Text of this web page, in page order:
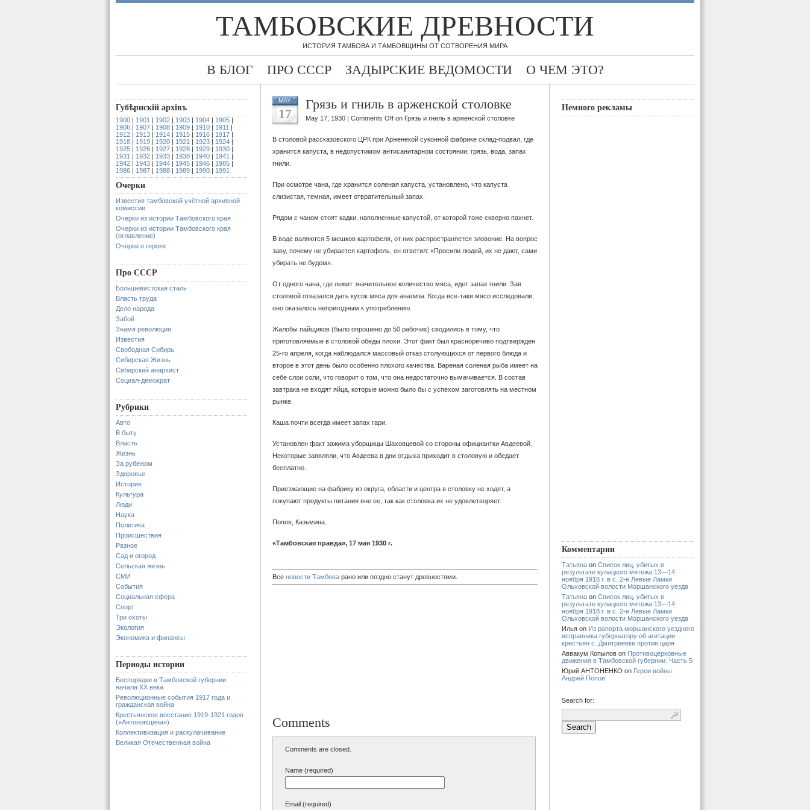
ТАМБОВСКИЕ ДРЕВНОСТИ
ИСТОРИЯ ТАМБОВА И ТАМБОВЩИНЫ ОТ СОТВОРЕНИЯ МИРА
В БЛОГ ПРО СССР ЗАДЫРСКИЕ ВЕДОМОСТИ О ЧЕМ ЭТО?
Губѣрнскiй архiвъ
1900 | 1901 | 1902 | 1903 | 1904 | 1905 |
1906 | 1907 | 1908 | 1909 | 1910 | 1911 |
1912 | 1913 | 1914 | 1915 | 1916 | 1917 |
1918 | 1919 | 1920 | 1921 | 1923 | 1924 |
1925 | 1926 | 1927 | 1928 | 1929 | 1930 |
1931 | 1932 | 1933 | 1938 | 1940 | 1941 |
1942 | 1943 | 1944 | 1945 | 1946 | 1985 |
1986 | 1987 | 1988 | 1989 | 1990 | 1991
Очерки
Известия тамбовской учётной архивной
комиссии
Очерки из истории Тамбовского края
Очерки из истории Тамбовского края
(оглавление)
Очерки о героях
Про СССР
Большевистская сталь
Власть труда
Дело народа
Забой
Знамя революции
Известия
Свободная Сибирь
Сибирская Жизнь
Сибирский анархист
Социал-демократ
Рубрики
Авто
В быту
Власть
Жизнь
За рубежом
Здоровье
История
Культура
Люди
Наука
Политика
Происшествия
Разное
Сад и огород
Сельская жизнь
СМИ
События
Социальная сфера
Спорт
Три охоты
Экология
Экономика и финансы
Периоды истории
Беспорядки в Тамбовской губернии
начала XX века
Революционные события 1917 года и
гражданская война
Крестьянское восстание 1919-1921 годов
(«Антоновщина»)
Коллективизация и раскулачивание
Великая Отечественная война
MAY
17
Грязь и гниль в арженской столовке
May 17, 1930 | Comments Off on Грязь и гниль в арженской столовке
В столовой рассказовского ЦРК при Арженекой суконной фабрике склад-подвал, где
хранится капуста, в недопустимом антисанитарном состоянии: грязь, вода, запах
гнили.
При осмотре чана, где хранится соленая капуста, установлено, что капуста
слизистая, темная, имеет отвратительный запах.
Рядом с чаном стоят кадки, наполненные капустой, от которой тоже скверно пахнет.
В воде валяются 5 мешков картофеля, от них распространяется зловоние. На вопрос
заву, почему не убирается картофель, он ответил: «Просили людей, их не дают, сами
убирать не будем».
От одного чана, где лежит значительное количество мяса, идет запах гнили. Зав.
столовой отказался дать кусок мяса для анализа. Когда все-таки мясо исследовали,
оно оказалось непригодным к употреблению.
Жалобы пайщиков (было опрошено до 50 рабочих) сводились в тому, что
приготовляемые в столовой обеды плохи. Этот факт был красноречиво подтвержден
25-го апреля, когда наблюдался массовый отказ столующихся от первого блюда и
второе в этот день было особенно плохого качества. Вареная соленая рыба имеет на
себе слои соли, что говорит о том, что она недостаточно вымачивается. В состав
завтрака не входят яйца, которые можно было бы с успехом заготовлять на местном
рынке.
Каша почти всегда имеет запах гари.
Установлен факт зажима уборщицы Шаховцевой со стороны официантки Авдеевой.
Некоторые заявляли, что Авдеева в дни отдыха приходит в столовую и обедает
бесплатно.
Приезжающие на фабрику из округа, области и центра в столовку не ходят, а
покупают продукты питания вне ее, так как столовка их не удовлетворяет.
Попов, Казьмина.
«Тамбовская правда», 17 мая 1930 г.
Все новости Тамбова рано или поздно станут древностями.
Comments
Comments are closed.
Name (required)
Email (required)
Немного рекламы
Комментарии
Татьяна on Список лиц, убитых в
результате кулацкого мятежа 13—14
ноября 1918 г. в с. 2-е Левые Ламки
Ольховской волости Моршанского уезда
Татьяна on Список лиц, убитых в
результате кулацкого мятежа 13—14
ноября 1918 г. в с. 2-е Левые Ламки
Ольховской волости Моршанского уезда
Илья on Из рапорта моршанского уездного
исправника губернатору об агитации
крестьян с. Дмитриевки против царя
Аввакум Копылов on Противоцерковные
движения в Тамбовской губернии. Часть 5
Юрий АНТОНЕНКО on Герои войны:
Андрей Попов
Search for: